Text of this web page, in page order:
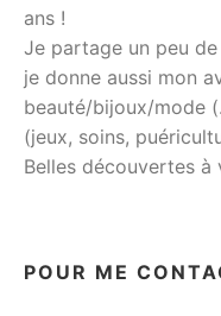
ans !
Je partage un peu
je donne aussi mon
beauté/bijoux/mode
(jeux, soins,
Belles découvertes à
POUR ME